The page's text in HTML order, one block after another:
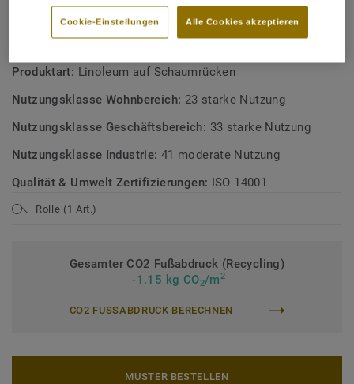
Österreichisches Umweltzeichen
Produktart: Linoleum auf Schaumrücken
Nutzungsklasse Wohnbereich: 23 starke Nutzung
Nutzungsklasse Geschäftsbereich: 33 starke Nutzung
Nutzungsklasse Industrie: 41 moderate Nutzung
Qualität & Umwelt Zertifizierungen: ISO 14001
Rolle (1 Art.)
Gesamter CO2 Fußabdruck (Recycling)
-1.15 kg CO2/m2
CO2 FUSSABDRUCK BERECHNEN
MUSTER BESTELLEN
Alle Cookies akzeptieren
Cookie-Einstellungen